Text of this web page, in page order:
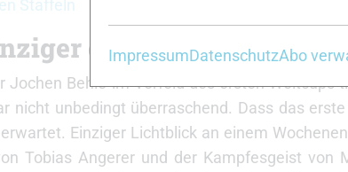
Staffeln
deutscher
Jochen Behle im Vorfeld des ersten
nicht unbedingt überraschend. Dass das
Einziger Lichtblick an einem
Tobias Angerer und der Kampfesgeist
ImpressumDatenschutzAbo